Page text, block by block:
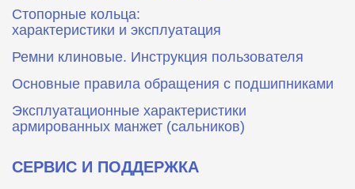
Стопорные кольца:
характеристики и эксплуатация
Ремни клиновые. Инструкция пользователя
Основные правила обращения с подшипниками
Эксплуатационные характеристики
армированных манжет (сальников)
СЕРВИС И ПОДДЕРЖКА